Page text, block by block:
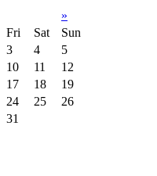
»
Fri Sat
Sun
3 4
5
10 11
12
17 18
19
24 25
26
31